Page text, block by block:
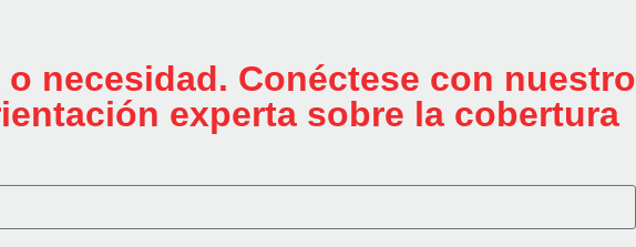
necesidad. Conéctese con nuestro
experta sobre la cobertura